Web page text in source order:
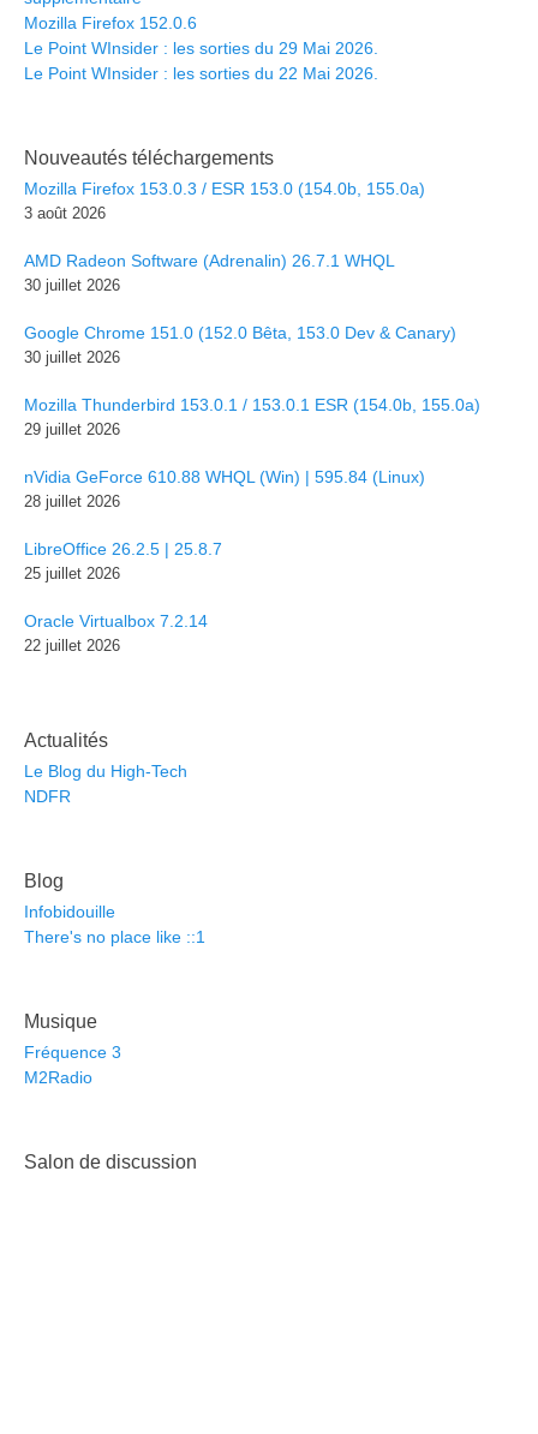
Mozilla Firefox 152.0.6
Le Point WInsider : les sorties du 29 Mai 2026.
Le Point WInsider : les sorties du 22 Mai 2026.
Nouveautés téléchargements
Mozilla Firefox 153.0.3 / ESR 153.0 (154.0b, 155.0a)
3 août 2026
AMD Radeon Software (Adrenalin) 26.7.1 WHQL
30 juillet 2026
Google Chrome 151.0 (152.0 Bêta, 153.0 Dev & Canary)
30 juillet 2026
Mozilla Thunderbird 153.0.1 / 153.0.1 ESR (154.0b, 155.0a)
29 juillet 2026
nVidia GeForce 610.88 WHQL (Win) | 595.84 (Linux)
28 juillet 2026
LibreOffice 26.2.5 | 25.8.7
25 juillet 2026
Oracle Virtualbox 7.2.14
22 juillet 2026
Actualités
Le Blog du High-Tech
NDFR
Blog
Infobidouille
There's no place like ::1
Musique
Fréquence 3
M2Radio
Salon de discussion